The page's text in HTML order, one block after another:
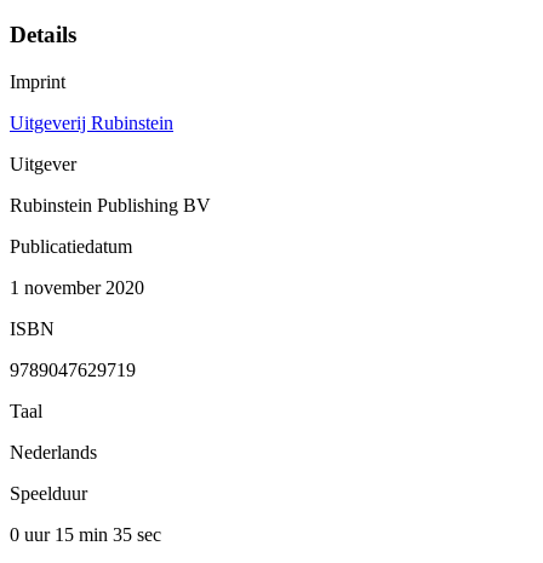
Details
Imprint
Uitgeverij Rubinstein
Uitgever
Rubinstein Publishing BV
Publicatiedatum
1 november 2020
ISBN
9789047629719
Taal
Nederlands
Speelduur
0 uur 15 min 35 sec